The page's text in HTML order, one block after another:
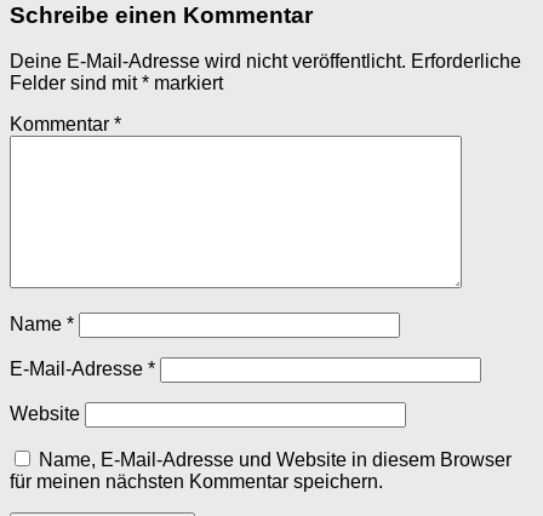
Schreibe einen Kommentar
Deine E-Mail-Adresse wird nicht veröffentlicht. Erforderliche
Felder sind mit* markiert
Kommentar *
Name *
E-Mail-Adresse *
Website
Name, E-Mail-Adresse und Website in diesem Browser
für meinen nächsten Kommentar speichern.